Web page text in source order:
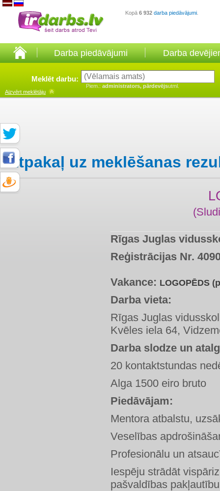
Kopā 6 932 darba piedāvājumi
Darba piedāvājumi Darba
Meklēt darbu:
Piem.: administrators, pārdevējsutml.
Aizvērt meklētāju
Atpakaļ uz meklēšanas
Rīgas Juglas
Reģistrācijas Nr.
Vakance: LOGOPĒDS
Darba vieta:
Rīgas Juglas
Kvēles iela 64,
Darba slodze un
20 kontaktstundas
Alga 1500 eiro bruto
Piedāvājam:
Mentora atbalstu,
Veselības
Profesionālu un
Iespēju strādāt
pašvaldības